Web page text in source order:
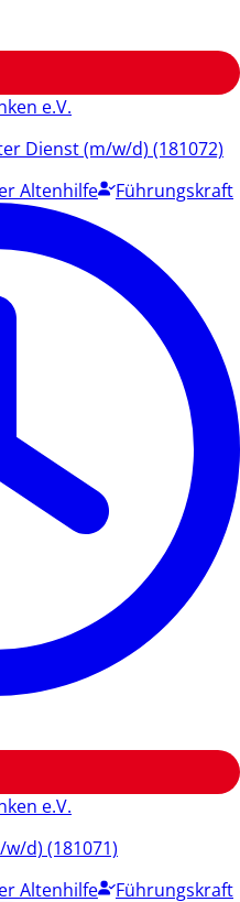
e.V.
Dienst (m/w/d) (181072)
Altenhilfe Führungskraft
e.V.
d) (181071)
Altenhilfe Führungskraft